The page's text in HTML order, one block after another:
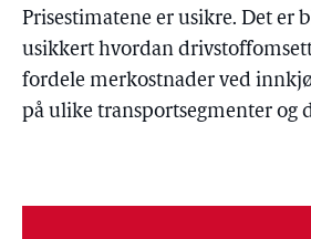
Prisestimatene er usikre. Det er
usikkert hvordan
fordele merkostnader ved
på ulike transportsegmenter og